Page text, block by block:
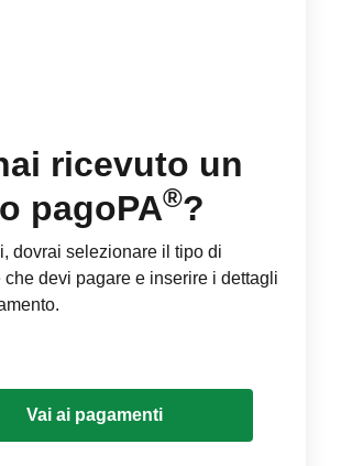
ricevuto un
pagoPA®?
dovrai selezionare il tipo di
che devi pagare e inserire i dettagli
Vai ai pagamenti